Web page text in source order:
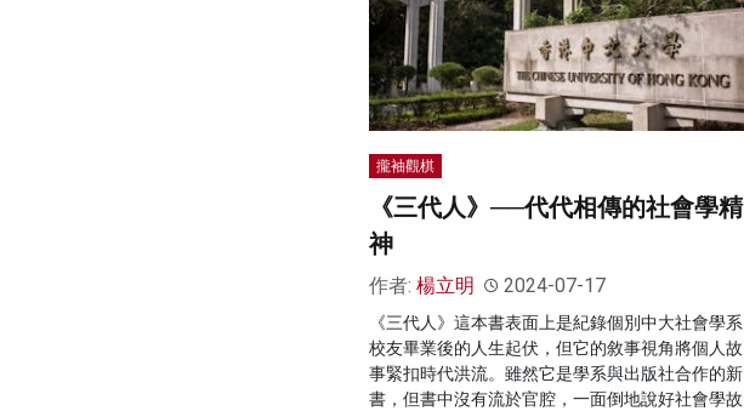
攏袖觀棋
《三代人》──代代相傳的社會學精
神
作者: 楊立明 2024-07-17
《三代人》這本書表面上是紀錄個別中大社會學系
校友畢業後的人生起伏，但它的敘事視角將個人故
事緊扣時代洪流。雖然它是學系與出版社合作的新
書，但書中沒有流於官腔，一面倒地說好社會學故